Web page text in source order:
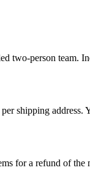
two-person team.
shipping
for a refund of